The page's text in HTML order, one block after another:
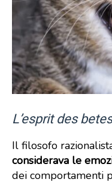
L’esprit des betes
Il filosofo
considerava le
dei comportamenti